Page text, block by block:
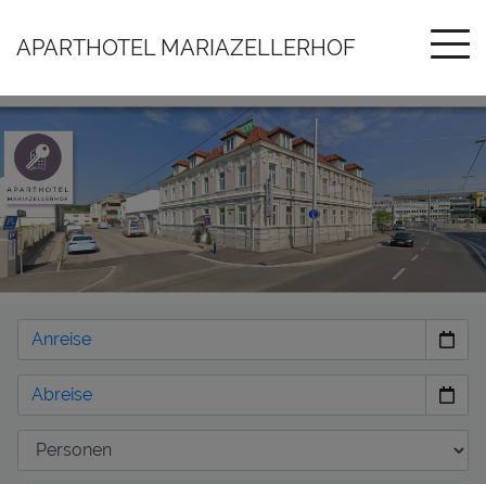
APARTHOTEL MARIAZELLERHOF